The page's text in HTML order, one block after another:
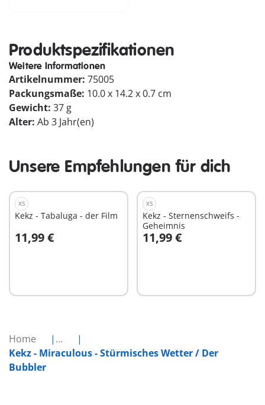
Home
...
Kekz - Miraculous - Stürmisches Wetter / Der
Bubbler
Produktspezifikationen
Weitere Informationen
Artikelnummer: 75005
Packungsmaße: 10.0 x 14.2 x 0.7 cm
Gewicht: 37 g
Alter: Ab 3 Jahr(en)
Unsere Empfehlungen für dich
XS
Kekz - Tabaluga - der Film
11,99 €
In den Warenkorb
XS
Kekz - Sternenschweifs -
Geheimnis
11,99 €
In den Warenkorb